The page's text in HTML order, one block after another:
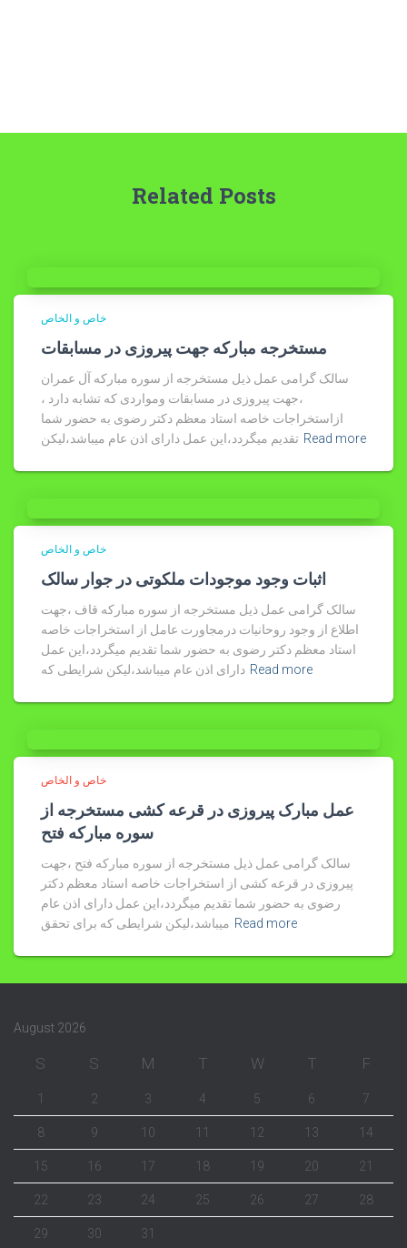
Related Posts
خاص و الخاص
مستخرجه مبارکه جهت پیروزی در مسابقات
سالک گرامی عمل ذیل مستخرجه از سوره مبارکه آل عمران
،جهت پیروزی در مسابقات ومواردی که تشابه دارد ،
ازاستخراجات خاصه استاد معظم دکتر رضوی به حضور شما
تقدیم میگردد،این عمل دارای اذن عام میباشد،لیکن Read more
خاص و الخاص
اثبات وجود موجودات ملکوتی در جوار سالک
سالک گرامی عمل ذیل مستخرجه از سوره مبارکه قاف ،جهت
اطلاع از وجود روحانیات درمجاورت عامل از استخراجات خاصه
استاد معظم دکتر رضوی به حضور شما تقدیم میگردد،این عمل
دارای اذن عام میباشد،لیکن شرایطی که Read more
خاص و الخاص
عمل مبارک پیروزی در قرعه کشی مستخرجه از
سوره مبارکه فتح
سالک گرامی عمل ذیل مستخرجه از سوره مبارکه فتح ،جهت
پیروزی در قرعه کشی از استخراجات خاصه استاد معظم دکتر
رضوی به حضور شما تقدیم میگردد،این عمل دارای اذن عام
میباشد،لیکن شرایطی که برای تحقق Read more
August 2026
S S M T W T F
1 2 3 4 5 6 7
8 9 10 11 12 13 14
15 16 17 18 19 20 21
22 23 24 25 26 27 28
29 30
31